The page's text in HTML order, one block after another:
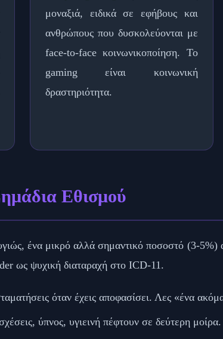
μοναξιά, ειδικά σε εφήβους και
ανθρώπους που δυσκολεύονται με
face-to-face κοινωνικοποίηση. Το
gaming είναι κοινωνική
δραστηριότητα.
Εθισμού
ένα μικρό αλλά σημαντικό ποσοστό (3-
ως ψυχική διαταραχή στο ICD-11.
όταν έχεις αποφασίσει. Λες «ένα
ύπνος, υγιεινή πέφτουν σε δεύτερη μοίρα.